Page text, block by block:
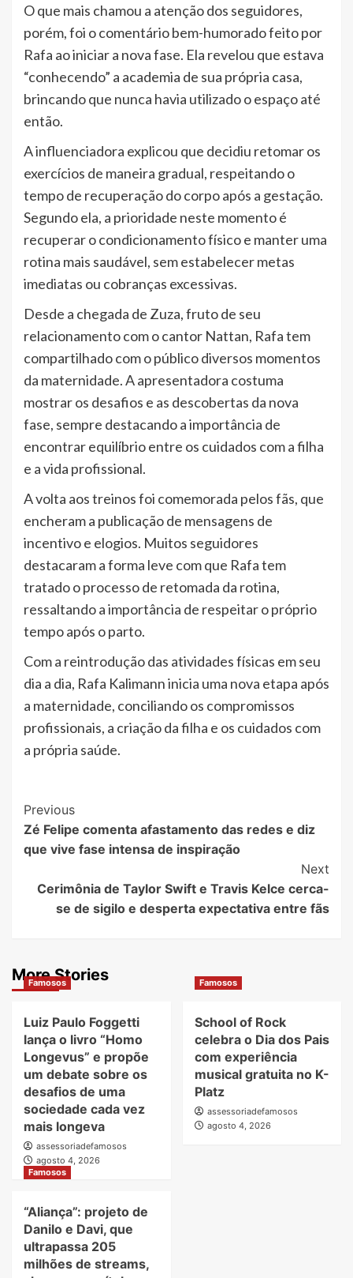
O que mais chamou a atenção dos seguidores,
porém, foi o comentário bem-humorado feito por
Rafa ao iniciar a nova fase. Ela revelou que estava
“conhecendo” a academia de sua própria casa,
brincando que nunca havia utilizado o espaço até
então.
A influenciadora explicou que decidiu retomar os
exercícios de maneira gradual, respeitando o
tempo de recuperação do corpo após a gestação.
Segundo ela, a prioridade neste momento é
recuperar o condicionamento físico e manter uma
rotina mais saudável, sem estabelecer metas
imediatas ou cobranças excessivas.
Desde a chegada de Zuza, fruto de seu
relacionamento com o cantor Nattan, Rafa tem
compartilhado com o público diversos momentos
da maternidade. A apresentadora costuma
mostrar os desafios e as descobertas da nova
fase, sempre destacando a importância de
encontrar equilíbrio entre os cuidados com a filha
e a vida profissional.
A volta aos treinos foi comemorada pelos fãs, que
encheram a publicação de mensagens de
incentivo e elogios. Muitos seguidores
destacaram a forma leve com que Rafa tem
tratado o processo de retomada da rotina,
ressaltando a importância de respeitar o próprio
tempo após o parto.
Com a reintrodução das atividades físicas em seu
dia a dia, Rafa Kalimann inicia uma nova etapa após
a maternidade, conciliando os compromissos
profissionais, a criação da filha e os cuidados com
a própria saúde.
Post
Navigation
Previous
Zé Felipe comenta afastamento das redes e diz
que vive fase intensa de inspiração
Next
Cerimônia de Taylor Swift e Travis Kelce cerca-
se de sigilo e desperta expectativa entre fãs
More Stories
Famosos
Luiz Paulo Foggetti
lança o livro “Homo
Longevus” e propõe
um debate sobre os
desafios de uma
sociedade cada vez
mais longeva
assessoriadefamosos
agosto 4, 2026
Famosos
School of Rock
celebra o Dia dos Pais
com experiência
musical gratuita no K-
Platz
assessoriadefamosos
agosto 4, 2026
Famosos
“Aliança”: projeto de
Danilo e Davi, que
ultrapassa 205
milhões de streams,